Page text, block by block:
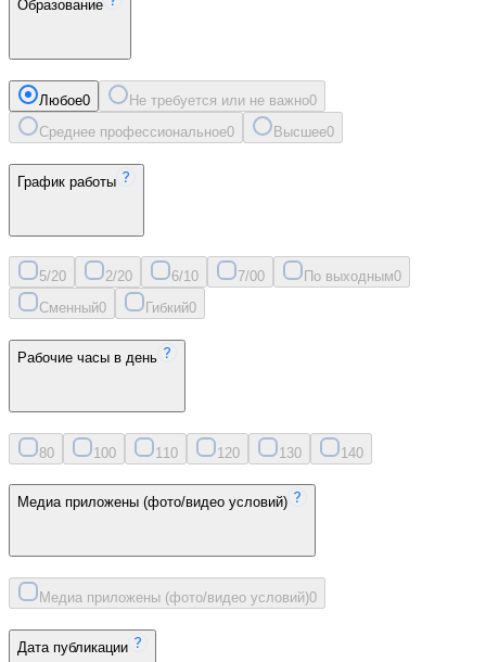
Образование
Любое0 Не требуется или не важно0
Среднее профессиональное0 Высшее0
График работы
5/20 2/20 6/10 7/00 По выходным0
Сменный0 Гибкий0
Рабочие часы в день
80 100 11 0 120 130 140
Медиа приложены (фото/видео условий)
Медиа приложены (фото/видео условий)0
Дата публикации